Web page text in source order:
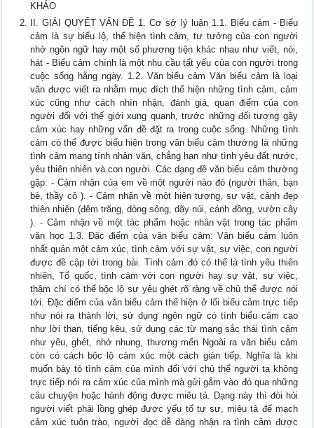
KHẢO
II. GIẢI QUYẾT VẤN ĐỀ 1. Cơ sở lý luận 1.1. Biểu cảm - Biểu
cảm là sự biểu lộ, thể hiện tình cảm, tư tưởng của con người
nhờ ngôn ngữ hay một số phương tiện khác nhau như viết, nói,
hát - Biểu cảm chính là một nhu cầu tất yếu của con người trong
cuộc sống hằng ngày. 1.2. Văn biểu cảm Văn biểu cảm là loại
văn được viết ra nhằm mục đích thể hiện những tình cảm, cảm
xúc cũng như cách nhìn nhận, đánh giá, quan điểm của con
người đối với thế giới xung quanh, trước những đối tượng gây
cảm xúc hay những vấn đề đặt ra trong cuộc sống. Những tình
cảm có thể được biểu hiện trong văn biểu cảm thường là những
tình cảm mang tính nhân văn, chẳng hạn như tình yêu đất nước,
yêu thiên nhiên và con người. Các dạng đề văn biểu cảm thường
gặp: - Cảm nhận của em về một người nào đó (người thân, bạn
bè, thầy cô ). - Cảm nhận về một hiện tượng, sự vật, cảnh đẹp
thiên nhiên (đêm trăng, dòng sông, dãy núi, cánh đồng, vườn cây
). - Cảm nhận về một tác phẩm hoặc nhân vật trong tác phẩm
văn học 1.3. Đặc điểm của văn biểu cảm: Văn biểu cảm luôn
nhất quán một cảm xúc, tình cảm với sự vật, sự việc, con người
được đề cập tới trong bài. Tình cảm đó có thể là tình yêu thiên
nhiên, Tổ quốc, tình cảm với con người hay sự vật, sự việc,
thậm chí có thể bộc lộ sự yêu ghét rõ ràng về chủ thể được nói
tới. Đặc điểm của văn biểu cảm thể hiện ở lối biểu cảm trực tiếp
như nói ra thành lời, sử dụng ngôn ngữ có tính biểu cảm cao
như lời than, tiếng kêu, sử dụng các từ mang sắc thái tình cảm
như yêu, ghét, nhớ nhung, thương mến Ngoài ra văn biểu cảm
còn có cách bộc lộ cảm xúc một cách gián tiếp. Nghĩa là khi
muốn bày tỏ tình cảm của mình đối với chủ thể người ta không
trực tiếp nói ra cảm xúc của mình mà gửi gắm vào đó qua những
câu chuyện hoặc hành động được miêu tả. Dạng này thì đòi hỏi
người viết phải lồng ghép được yếu tố tự sự, miêu tả để mạch
cảm xúc tuôn trào, người đọc dễ dàng nhận ra tình cảm được